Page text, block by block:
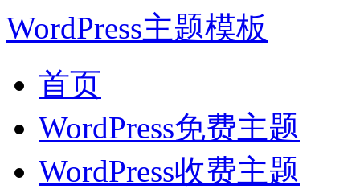
WordPress主题模板
首页
WordPress免费主题
WordPress收费主题